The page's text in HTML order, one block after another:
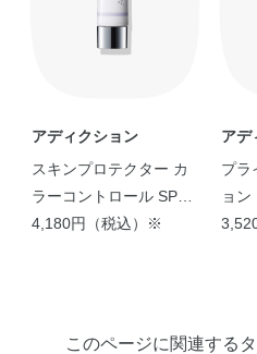
アディクション
スキンプロテクター カ
ラーコントロール SPF
40 PA+++
4,180円（税込）※
アデ
プラ
ョン
このページに関連する